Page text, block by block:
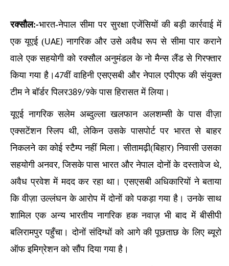
रक्सौल:-भारत-नेपाल सीमा पर सुरक्षा एजेंसियों की बड़ी कार्रवाई में
एक यूएई (UAE)नागरिक और उसे अवैध रूप से सीमा पार कराने
वाले एक सहयोगी को रक्सौल अनुमंडल के नो मैन्स लैंड से गिरफ्तार
किया गया है।47वीं वाहिनी एसएसबी और नेपाल एपीएफ की संयुक्त
टीम ने बॉर्डर पिलर389/9के पास हिरासत में लिया।
यूएई नागरिक सलेम अब्दुल्ला खलफान अलशम्सी के पास वीज़ा
एक्सटेंशन स्लिप थी,लेकिन उसके पासपोर्ट पर भारत से बाहर
निकलने का कोई स्टैम्प नहीं मिला। सीतामढ़ी(बिहार) निवासी उसका
सहयोगी अनवर,जिसके पास भारत और नेपाल दोनों के दस्तावेज थे,
अवैध प्रवेश में मदद कर रहा था। एसएसबी अधिकारियों ने बताया
कि वीज़ा उल्लंघन के आरोप में दोनों को पकड़ा गया है। उनके साथ
शामिल एक अन्य भारतीय नागरिक हक नवाज़ भी बाद में बीसीपी
बलिरामपुर पहुँचा। दोनों संदिग्धों को आगे की पूछताछ के लिए ब्यूरो
ऑफ इमिग्रेशन को सौंप दिया गया है।